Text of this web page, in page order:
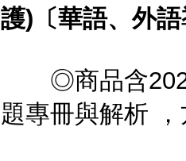
護)〔華語、外
◎商品含2024
題專冊與解析